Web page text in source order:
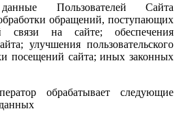
Пользователей Сайта
обращений, поступающих
связи на сайте; обеспечения
улучшения пользовательского
посещений сайта; иных законных
обрабатывает следующие